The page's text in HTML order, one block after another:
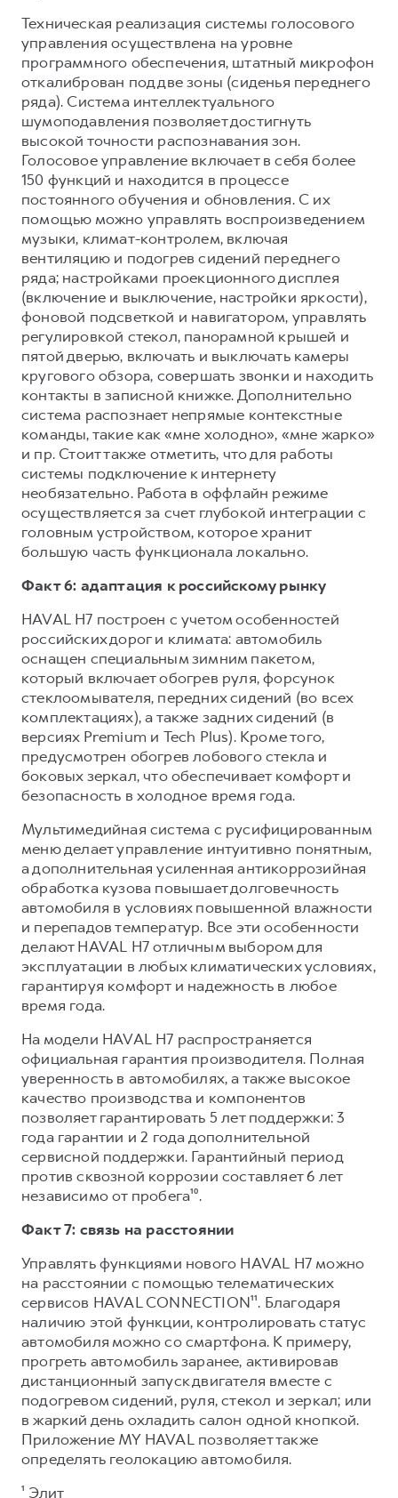
Техническая реализация системы голосового
управления осуществлена на уровне
программного обеспечения, штатный микрофон
откалиброван под две зоны (сиденья переднего
ряда). Система интеллектуального
шумоподавления позволяет достигнуть
высокой точности распознавания зон.
Голосовое управление включает в себя более
150 функций и находится в процессе
постоянного обучения и обновления. С их
помощью можно управлять воспроизведением
музыки, климат-контролем, включая
вентиляцию и подогрев сидений переднего
ряда; настройками проекционного дисплея
(включение и выключение, настройки яркости),
фоновой подсветкой и навигатором, управлять
регулировкой стекол, панорамной крышей и
пятой дверью, включать и выключать камеры
кругового обзора, совершать звонки и находить
контакты в записной книжке. Дополнительно
система распознает непрямые контекстные
команды, такие как «мне холодно», «мне жарко»
и пр. Стоит также отметить, что для работы
системы подключение к интернету
необязательно. Работа в оффлайн режиме
осуществляется за счет глубокой интеграции с
головным устройством, которое хранит
большую часть функционала локально.
Факт 6: адаптация к российскому рынку
HAVAL H7 построен с учетом особенностей
российских дорог и климата: автомобиль
оснащен специальным зимним пакетом,
который включает обогрев руля, форсунок
стеклоомывателя, передних сидений (во всех
комплектациях), а также задних сидений (в
версиях Premium и Tech Plus). Кроме того,
предусмотрен обогрев лобового стекла и
боковых зеркал, что обеспечивает комфорт и
безопасность в холодное время года.
Мультимедийная система с русифицированным
меню делает управление интуитивно понятным,
а дополнительная усиленная антикоррозийная
обработка кузова повышает долговечность
автомобиля в условиях повышенной влажности
и перепадов температур. Все эти особенности
делают HAVAL H7 отличным выбором для
эксплуатации в любых климатических условиях,
гарантируя комфорт и надежность в любое
время года.
На модели HAVAL H7 распространяется
официальная гарантия производителя. Полная
уверенность в автомобилях, а также высокое
качество производства и компонентов
позволяет гарантировать 5 лет поддержки: 3
года гарантии и 2 года дополнительной
сервисной поддержки. Гарантийный период
против сквозной коррозии составляет 6 лет
независимо от пробега¹⁰.
Факт 7: связь на расстоянии
Управлять функциями нового HAVAL H7 можно
на расстоянии с помощью телематических
сервисов HAVAL CONNECTION¹¹. Благодаря
наличию этой функции, контролировать статус
автомобиля можно со смартфона. К примеру,
прогреть автомобиль заранее, активировав
дистанционный запуск двигателя вместе с
подогревом сидений, руля, стекол и зеркал; или
в жаркий день охладить салон одной кнопкой.
Приложение MY HAVAL позволяет также
определять геолокацию автомобиля.
¹ Элит